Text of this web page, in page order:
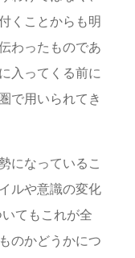
くことからも明
わったものであ
入ってくる前に
で用いられてき
になっているこ
ルや意識の変化
てもこれが全
のかどうかにつ